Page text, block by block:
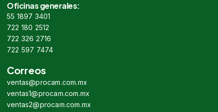
Oficinas generales:
55 1897 3401
722 180 2512
722 326 2716
722 597 7474
Correos
ventas@procam.com.mx
ventas1@procam.com.mx
ventas2@procam.com.mx